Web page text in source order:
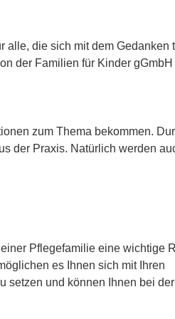
alle, die sich mit dem Gedanken
der Familien für Kinder
zum Thema bekommen.
der Praxis. Natürlich werden
Pflegefamilie eine wichtige
es Ihnen sich mit Ihren
setzen und können Ihnen bei der